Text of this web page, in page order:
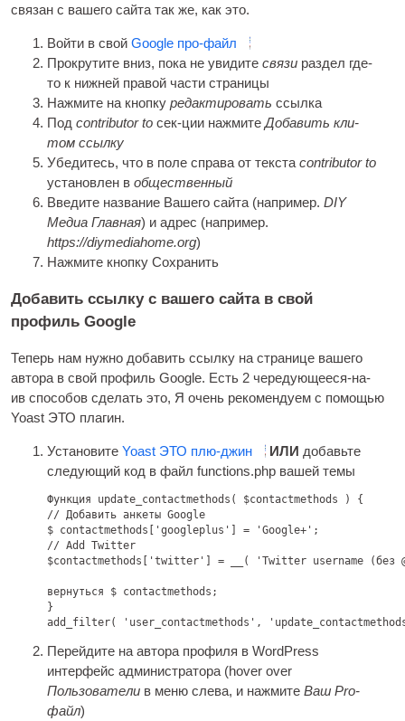
связан с вашего сайта так же, как это.
Войти в свойGoogle про-файл
Прокрутите вниз, пока не увидитесвязи раздел где-
то к нижней правой части страницы
Нажмите на кнопкуредактировать ссылка
Подcon­trib­ut­or to сек-ции нажмитеДобавить кли-
том ссылку
Убедитесь, что в поле справа от текстаcon­trib­ut­or to
установлен в общественный
Введите название Вашего сайта (например.DIY
Медиа Главная) и адрес (например.
https://diymediahome.org)
Нажмите кнопку Сохранить
Добавить ссылку с вашего сайта в свой
профиль Google
Теперь нам нужно добавить ссылку на странице вашего
автора в свой профиль Google. Есть 2 чередующееся-на-
ив способов сделать это, Я очень рекомендуем с помощью
Yoast ЭТО плагин.
УстановитеYoast ЭТО плю-джин ИЛИ добавьте
следующий код в файл functions.php вашей темы
Функция update_contactmethods( $contactmethods ) {
// Добавить анкеты Google
$ contactmethods[
'googleplus' ] = 'Google+' ;
// Add Twitter
$contactmethods
'twitter' ] = __( 'Twitter username (без
вернуться $ contactmethods;
}
add_filter(
'user_contactmethods' ,
Перейдите на автора профиля в WordPress
интерфейс администратора (hov­er over
Пользователи в меню слева, и нажмитеВаш Pro-
файл)